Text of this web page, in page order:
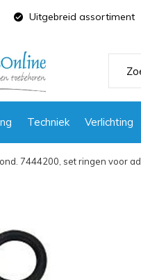
Techniek Verlichting
Uitgebreid assortiment
7444200, set ringen voor